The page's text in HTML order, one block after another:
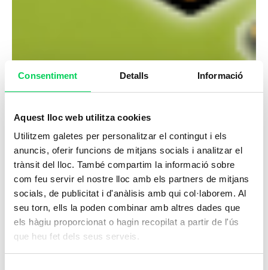
Consentiment Detalls Informació
Aquest lloc web utilitza cookies
Utilitzem galetes per personalitzar el contingut i els
anuncis, oferir funcions de mitjans socials i analitzar el
trànsit del lloc. També compartim la informació sobre
com feu servir el nostre lloc amb els partners de mitjans
socials, de publicitat i d'anàlisis amb qui col·laborem. Al
seu torn, ells la poden combinar amb altres dades que
els hàgiu proporcionat o hagin recopilat a partir de l'ús
que heu fet dels seus serveis.